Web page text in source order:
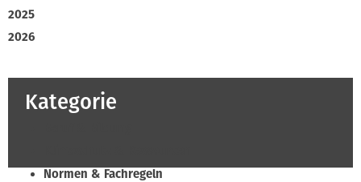
2025
2026
Kategorie
Normen & Fachregeln